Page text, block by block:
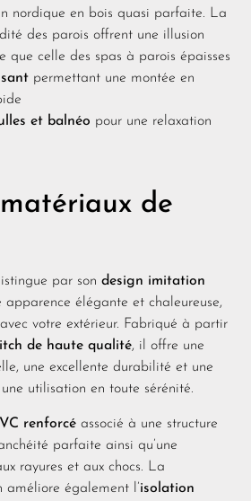
nordique en bois quasi parfaite. La
des parois offrent une illusion
que celle des spas à parois épaisses
permettant une montée en
et balnéo pour une relaxation
de
par son design imitation
apparence élégante et chaleureuse,
votre extérieur. Fabriqué à partir
de haute qualité, il offre une
une excellente durabilité et une
utilisation en toute sérénité.
renforcé associé à une structure
parfaite ainsi qu’une
rayures et aux chocs. La
améliore également l’isolation